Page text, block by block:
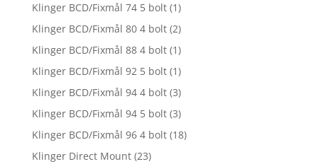
Klinger BCD/Fixmål 74 5 bolt (1)
Klinger BCD/Fixmål 80 4 bolt (2)
Klinger BCD/Fixmål 88 4 bolt (1)
Klinger BCD/Fixmål 92 5 bolt (1)
Klinger BCD/Fixmål 94 4 bolt (3)
Klinger BCD/Fixmål 94 5 bolt (3)
Klinger BCD/Fixmål 96 4 bolt (18)
Klinger Direct Mount (23)